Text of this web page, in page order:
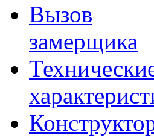
Вызов
замерщика